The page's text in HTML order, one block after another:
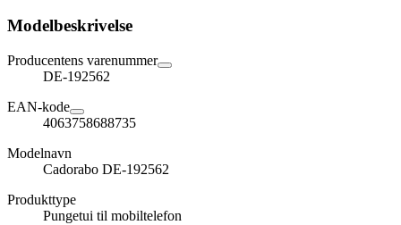
Modelbeskrivelse
Producentens varenummer
DE-192562
EAN-kode
4063758688735
Modelnavn
Cadorabo DE-192562
Produkttype
Pungetui til mobiltelefon